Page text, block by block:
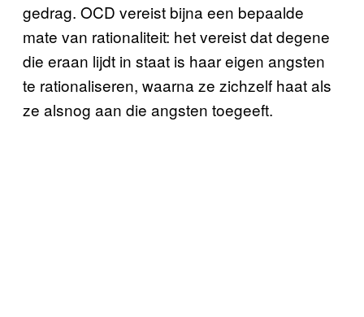
gedrag. OCD vereist bijna een bepaalde
mate van rationaliteit: het vereist dat degene
die eraan lijdt in staat is haar eigen angsten
te rationaliseren, waarna ze zichzelf haat als
ze alsnog aan die angsten toegeeft.